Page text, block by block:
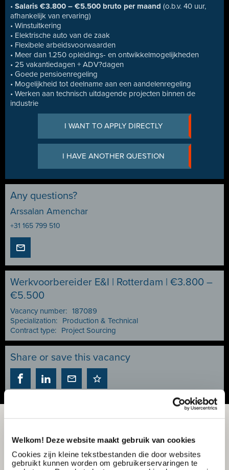
Welkom! Deze website maakt gebruik van cookies
Cookies zijn kleine tekstbestanden die door websites
gebruikt kunnen worden om gebruikerservaringen te
• Salaris €3.800 – €5.500 bruto per maand (o.b.v. 40 uur,
afhankelijk van ervaring)
• Winstuitkering
• Elektrische auto van de zaak
• Flexibele arbeidsvoorwaarden
• Meer dan 1.250 opleidings- en ontwikkelmogelijkheden
• 25 vakantiedagen + ADV?dagen
• Goede pensioenregeling
• Mogelijkheid tot deelname aan een aandelenregeling
• Werken aan technisch uitdagende projecten binnen de
industrie
I WANT TO APPLY DIRECTLY
I HAVE ANOTHER QUESTION
Any questions?
Arssalan Amenchar
+31 165 799 510
Werkvoorbereider E&I | Rotterdam | €3.800 –
€5.500
Vacancy number: 187089
Specialization:
Production & Technical
Contract type:
Project Sourcing
Share or save this vacancy